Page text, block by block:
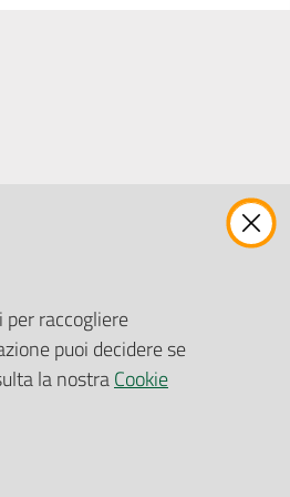
raccogliere
puoi decidere se
la nostraCookie